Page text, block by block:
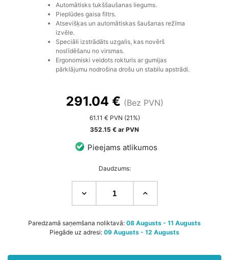
Automātisks tukššaušanas liegums.
Pieplūdes gaisa filtrs.
Atsevišķas un automātiskas šaušanas režīma
izvēle.
Speciāli izstrādāts uzgalis, kas novērš
noslīdēšanu no virsmas.
Ergonomiski veidots rokturis ar gumijas
pārklājumu nodrošina drošu un stabilu apstrādi.
291.04 € (Bez PVN)
61.11 € PVN (21%)
352.15 € ar PVN
Pieejams atlikumos
Daudzums:
Paredzamā saņemšana noliktavā: 08 Augusts - 11 Augusts
Piegāde uz adresi: 09 Augusts - 12 Augusts